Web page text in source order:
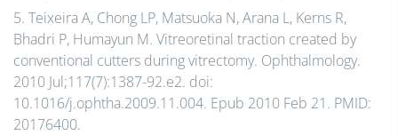
5. Teixeira A, Chong LP, Matsuoka N, Arana L, Kerns R,
Bhadri P, Humayun M. Vitreoretinal traction created by
conventional cutters during vitrectomy. Ophthalmology.
2010 Jul;117(7):1387-92.e2. doi:
10.1016/j.ophtha.2009.11.004. Epub 2010 Feb 21. PMID:
20176400.